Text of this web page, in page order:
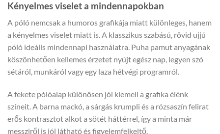
Kényelmes viselet a mindennapokban
A póló nemcsak a humoros grafikája miatt különleges, hanem
a kényelmes viselet miatt is. A klasszikus szabású, rövid ujjú
póló ideális mindennapi használatra. Puha pamut anyagának
köszönhetően kellemes érzetet nyújt egész nap, legyen szó
sétáról, munkáról vagy egy laza hétvégi programról.
A fekete pólóalap különösen jól kiemeli a grafika élénk
színeit. A barna mackó, a sárgás krumpli és a rózsaszín felirat
erős kontrasztot alkot a sötét háttérrel, így a minta már
messziről is jól látható és figyelemfelkeltő.